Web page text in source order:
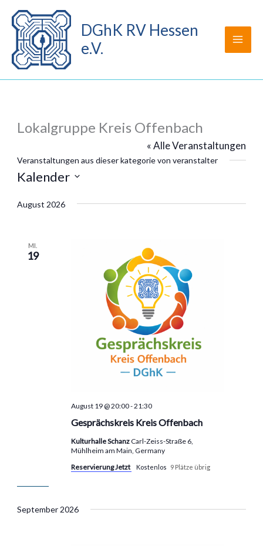
Zum
Inhalt
springen
DGhK RV Hessen
e.V.
Lokalgruppe Kreis Offenbach
« Alle Veranstaltungen
Veranstaltungen aus dieser kategorie von veranstalter
Kalender
wählen.
August 2026
MI.
19
Gesprächskreis Kreis Offenbach
August 19 @ 20:00-21:30
Kulturhalle Schanz Carl-Zeiss-Straße 6,
Mühlheim am Main, Germany
Reservierung Jetzt
Kostenlos 9 Plätze übrig
September 2026